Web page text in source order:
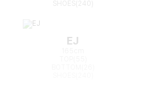
EJ